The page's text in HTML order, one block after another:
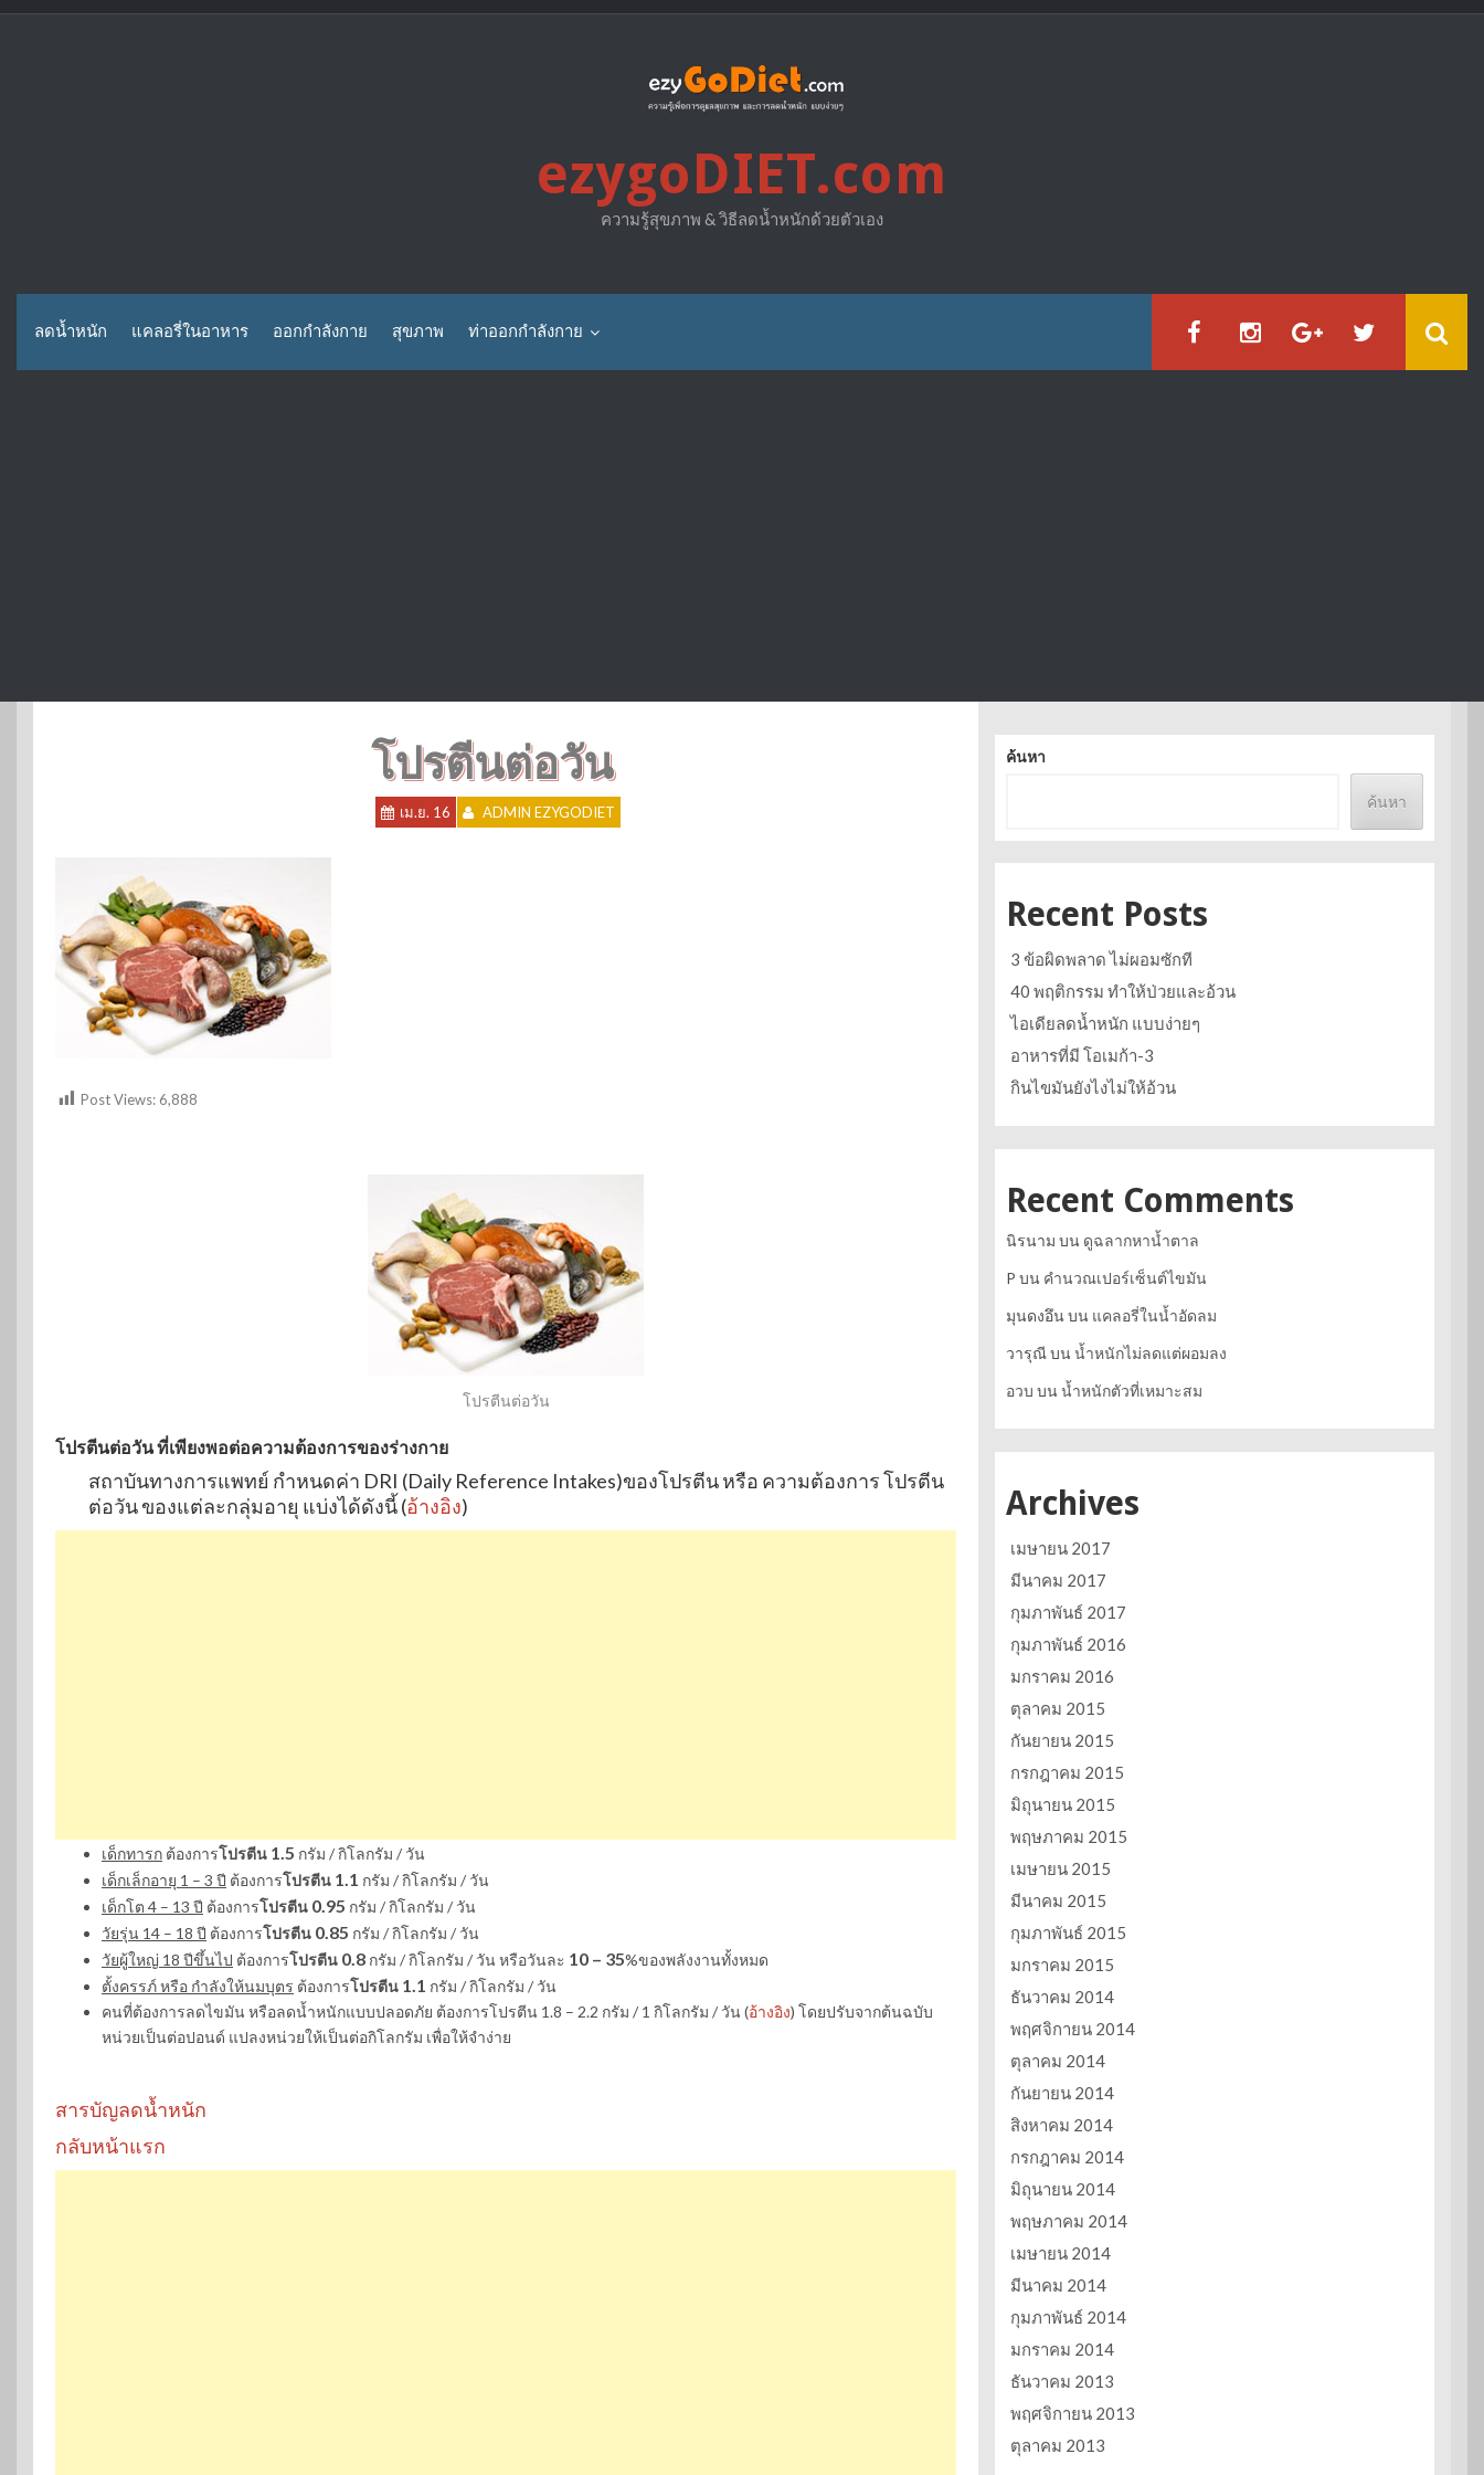
Skip
ezygoDIET.com
ความรู้สุขภาพ & วิธีลดน้ำหนักด้วยตัวเอง
ลดน้ำหนัก แคลอรี่ในอาหาร ออกกำลังกาย สุขภาพ ท่าออกกำลังกาย
โปรตีนต่อวัน
เม.ย. 16 ADMIN EZYGODIET
Post Views: 6,888
โปรตีนต่อวัน
โปรตีนต่อวัน ที่เพียงพอต่อความต้องการของร่างกาย
สถาบันทางการแพทย์ กำหนดค่า DRI (Daily Reference Intakes)ของโปรตีน หรือ ความต้องการ โปรตีน
ต่อวัน ของแต่ละกลุ่มอายุ แบ่งได้ดังนี้ (อ้างอิง)
เด็กทารก ต้องการโปรตีน 1.5 กรัม / กิโลกรัม / วัน
เด็กเล็กอายุ 1 – 3 ปี ต้องการโปรตีน 1.1 กรัม / กิโลกรัม / วัน
เด็กโต 4 – 13 ปี ต้องการโปรตีน 0.95 กรัม / กิโลกรัม / วัน
วัยรุ่น 14 – 18 ปี ต้องการโปรตีน 0.85 กรัม / กิโลกรัม / วัน
วัยผู้ใหญ่ 18 ปีขึ้นไป ต้องการโปรตีน 0.8 กรัม / กิโลกรัม / วัน หรือวันละ 10 – 35%ของพลังงานทั้งหมด
ตั้งครรภ์ หรือ กำลังให้นมบุตร ต้องการโปรตีน 1.1 กรัม / กิโลกรัม / วัน
คนที่ต้องการลดไขมัน หรือลดน้ำหนักแบบปลอดภัย ต้องการโปรตีน 1.8 – 2.2 กรัม / 1 กิโลกรัม / วัน (อ้างอิง) โดยปรับจากต้นฉบับ
หน่วยเป็นต่อปอนด์ แปลงหน่วยให้เป็นต่อกิโลกรัม เพื่อให้จำง่าย
สารบัญลดน้ำหนัก
กลับหน้าแรก
ค้นหา
ค้นหา
Recent Posts
3 ข้อผิดพลาด ไม่ผอมซักที
40 พฤติกรรม ทำให้ป่วยและอ้วน
ไอเดียลดน้ำหนัก แบบง่ายๆ
อาหารที่มี โอเมก้า-3
กินไขมันยังไงไม่ให้อ้วน
Recent Comments
นิรนาม บน ดูฉลากหาน้ำตาล
P บน คำนวณเปอร์เซ็นต์ไขมัน
มุนดงอึน บน แคลอรี่ในน้ำอัดลม
วารุณีบน น้ำหนักไม่ลดแต่ผอมลง
อวบ บน น้ำหนักตัวที่เหมาะสม
Archives
เมษายน 2017
มีนาคม 2017
กุมภาพันธ์ 2017
กุมภาพันธ์ 2016
มกราคม 2016
ตุลาคม 2015
กันยายน 2015
กรกฎาคม 2015
มิถุนายน 2015
พฤษภาคม 2015
เมษายน 2015
มีนาคม 2015
กุมภาพันธ์ 2015
มกราคม 2015
ธันวาคม 2014
พฤศจิกายน 2014
ตุลาคม 2014
กันยายน 2014
สิงหาคม 2014
กรกฎาคม 2014
มิถุนายน 2014
พฤษภาคม 2014
เมษายน 2014
มีนาคม 2014
กุมภาพันธ์ 2014
มกราคม 2014
ธันวาคม 2013
พฤศจิกายน 2013
ตุลาคม 2013